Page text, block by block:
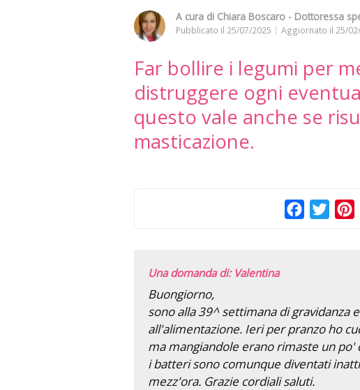
A cura di Chiara Boscaro - Dottoressa
Pubblicato il 25/07/2025 Aggiornato il 25/
Far bollire i legumi per
distruggere ogni
questo vale anche se
masticazione.
Facebook
Una domanda di: Valentina
Buongiorno,
sono alla 39^ settimana di gravidanza
all'alimentazione. Ieri per pranzo ho
ma mangiandole erano rimaste un po'
i batteri sono comunque diventati
mezz'ora. Grazie cordiali saluti.